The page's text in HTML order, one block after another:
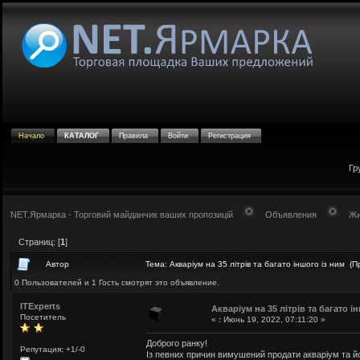
Начало КАТАЛОГ Правила Войти Регистрация
NET.Ярмарка - Торговий майданчик ваших пропозицій Объявления
Страниц: [1]
Автор Тема: Акваріум на 35 літрів та багато іншого із ним
0 Пользователей и 1 Гость смотрят это объявление.
ITExperts
Посетитель
Репутация: +1/-0
Акваріум на 35 літрів та багато
« : Июнь 19, 2022, 07:11:20 »
Доброго ранку!
Із певних причин вимушений продати акваріум та